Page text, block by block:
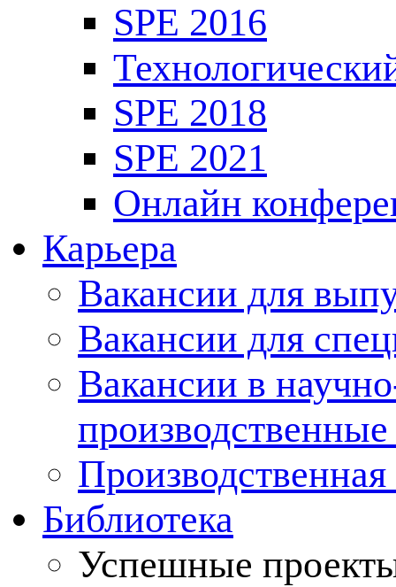
SPE 2016
SPE 2018
SPE 2021
Онлайн
Карьера
Вакансии для
Вакансии для
Вакансии в
Производственная
Библиотека
Успешные